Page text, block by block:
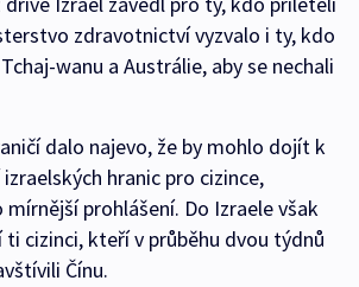
zdravotnictví vyzvalo i ty, kdo
wanu a Austrálie, aby se nechali
dalo najevo, že by mohlo dojít k
hranic pro cizince,
mírnější prohlášení. Do Izraele však
ti cizinci, kteří v průběhu dvou týdnů
Čínu.